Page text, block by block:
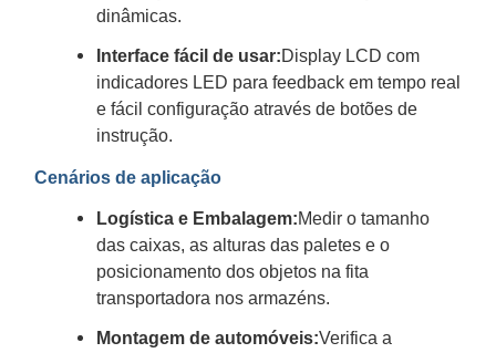
dinâmicas.
Interface fácil de usar:Display LCD com
indicadores LED para feedback em tempo real
e fácil configuração através de botões de
instrução.
Cenários de aplicação
Logística e Embalagem:Medir o tamanho
das caixas, as alturas das paletes e o
posicionamento dos objetos na fita
transportadora nos armazéns.
Montagem de automóveis:Verifica a